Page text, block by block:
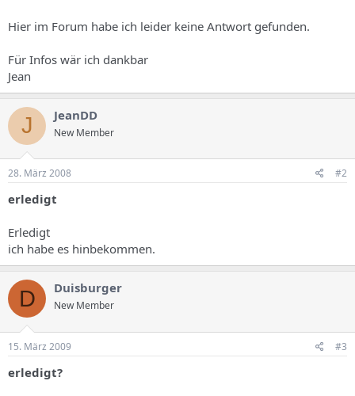
php5-common 5.2.3-1ubuntu6.3
Sie sollten eines explizit zum Installieren auswÃ¤hlen.
Hier im Forum habe ich leider keine Antwort gefunden.
Für Infos wär ich dankbar
Jean
J JeanDD
New Member
28. März 2008 #2
erledigt
Erledigt
ich habe es hinbekommen.
D Duisburger
New Member
15. März 2009 #3
erledigt?